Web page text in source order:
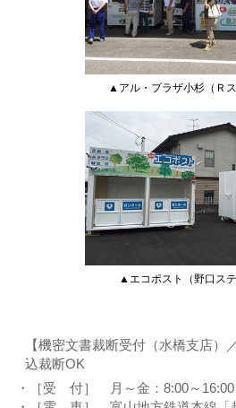
▲アル・プラザ小杉（Ｒス
▲エコポスト（野口ステ
【機密文書裁断受付（水橋支店
込裁断OK
［受 付］ 月～金：8:00～